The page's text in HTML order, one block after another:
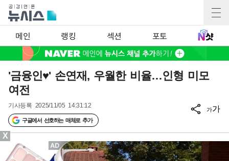
메인 랭킹 섹션 포토
'금융인♥' 손연재, 우월한 비율…인형 미모
여전
기사등록 2025/11/05 14:31:12
구글에서 선호하는 매체로 추가
가가
X